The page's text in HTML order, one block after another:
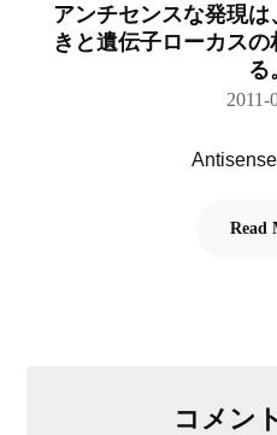
アンチセンスな発現
きと遺伝子ローカス
る
2011-
Read
コメン